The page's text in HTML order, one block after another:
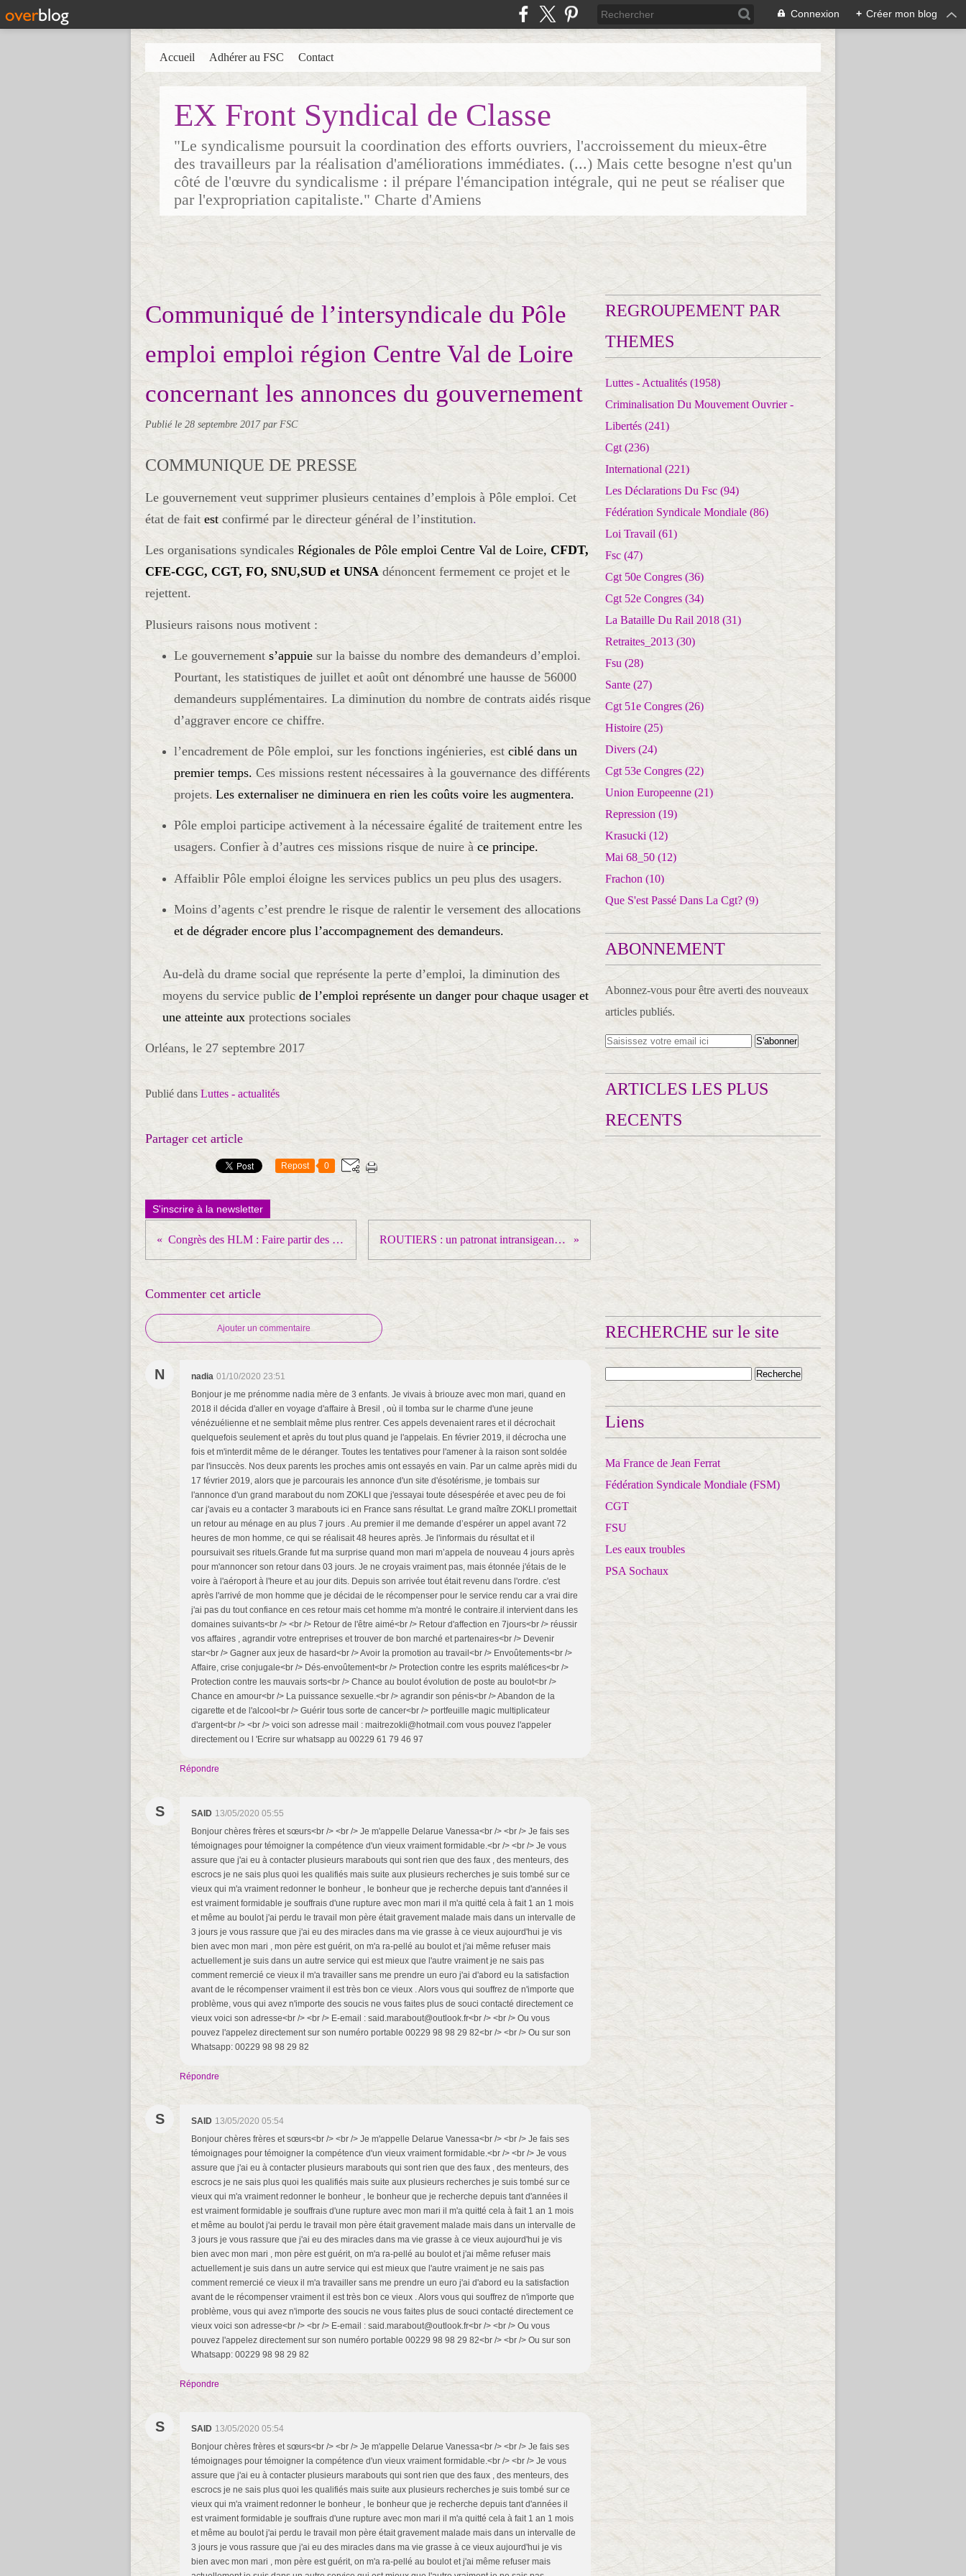
Connexion + Créer mon blog
EX Front Syndical de Classe
"Le syndicalisme poursuit la coordination des efforts ouvriers, l'accroissement du mieux-être
des travailleurs par la réalisation d'améliorations immédiates. (...) Mais cette besogne n'est qu'un
côté de l'œuvre du syndicalisme : il prépare l'émancipation intégrale, qui ne peut se réaliser que
par l'expropriation capitaliste." Charte d'Amiens
Accueil Adhérer au FSC Contact
Communiqué de l’intersyndicale du Pôle
emploi emploi région Centre Val de Loire
concernant les annonces du gouvernement
Publié le 28 septembre 2017par FSC
COMMUNIQUE DE PRESSE
Le gouvernement veut supprimer plusieurs centaines d’emplois à Pôle emploi. Cet
état de fait est confirmé par le directeur général de l’institution.
Les organisations syndicales Régionales de Pôle emploi Centre Val de Loire, CFDT,
CFE-CGC, CGT, FO, SNU,SUD et UNSA dénoncent fermement ce projet et le
rejettent.
Plusieurs raisons nous motivent :
Le gouvernement s’appuie sur la baisse du nombre des demandeurs d’emploi.
Pourtant, les statistiques de juillet et août ont dénombré une hausse de 56000
demandeurs supplémentaires. La diminution du nombre de contrats aidés risque
d’aggraver encore ce chiffre.
l’encadrement de Pôle emploi, sur les fonctions ingénieries, est ciblé dans un
premier temps. Ces missions restent nécessaires à la gouvernance des différents
projets. Les externaliser ne diminuera en rien les coûts voire les augmentera.
Pôle emploi participe activement à la nécessaire égalité de traitement entre les
usagers. Confier à d’autres ces missions risque de nuire à ce principe.
Affaiblir Pôle emploi éloigne les services publics un peu plus des usagers.
Moins d’agents c’est prendre le risque de ralentir le versement des allocations
et de dégrader encore plus l’accompagnement des demandeurs.
Au-delà du drame social que représente la perte d’emploi, la diminution des
moyens du service public de l’emploi représente un danger pour chaque usager et
une atteinte auxprotections sociales
Orléans, le 27 septembre 2017
Publié dans Luttes - actualités
Partager cet article
Repost 0
S'inscrire à la newsletter
Congrès des HLM : Faire partir des locataires, vendre des logements... voilà le fonds brutal du projet en marche! ROUTIERS : un patronat intransigeant conforté par les ordonnances loi licenciement : l'action et les blocages relancés !
Commenter cet article
Ajouter un commentaire
N nadia 01/10/2020 23:51
Bonjour je me prénomme nadia mère de 3 enfants. Je vivais à briouze avec mon mari, quand en
2018 il décida d'aller en voyage d'affaire à Bresil , où il tomba sur le charme d'une jeune
vénézuélienne et ne semblait même plus rentrer. Ces appels devenaient rares et il décrochait
quelquefois seulement et après du tout plus quand je l'appelais. En février 2019, il décrocha une
fois et m'interdit même de le déranger. Toutes les tentatives pour l'amener à la raison sont soldée
par l'insuccès. Nos deux parents les proches amis ont essayés en vain. Par un calme après midi du
17 février 2019, alors que je parcourais les annonce d'un site d'ésotérisme, je tombais sur
l'annonce d'un grand marabout du nom ZOKLI que j'essayai toute désespérée et avec peu de foi
car j'avais eu a contacter 3 marabouts ici en France sans résultat. Le grand maître ZOKLI promettait
un retour au ménage en au plus 7 jours . Au premier il me demande d’espérer un appel avant 72
heures de mon homme, ce qui se réalisait 48 heures après. Je l'informais du résultat et il
poursuivait ses rituels.Grande fut ma surprise quand mon mari m’appela de nouveau 4 jours après
pour m'annoncer son retour dans 03 jours. Je ne croyais vraiment pas, mais étonnée j'étais de le
voire à l'aéroport à l'heure et au jour dits. Depuis son arrivée tout était revenu dans l'ordre. c'est
après l'arrivé de mon homme que je décidai de le récompenser pour le service rendu car a vrai dire
j'ai pas du tout confiance en ces retour mais cet homme m'a montré le contraire.il intervient dans les
domaines suivants<br /> <br /> Retour de l'être aimé<br /> Retour d'affection en 7jours<br /> réussir
vos affaires , agrandir votre entreprises et trouver de bon marché et partenaires<br /> Devenir
star<br /> Gagner aux jeux de hasard<br /> Avoir la promotion au travail<br /> Envoûtements<br />
Affaire, crise conjugale<br /> Dés-envoûtement<br /> Protection contre les esprits maléfices<br />
Protection contre les mauvais sorts<br /> Chance au boulot évolution de poste au boulot<br />
Chance en amour<br /> La puissance sexuelle.<br /> agrandir son pénis<br /> Abandon de la
cigarette et de l'alcool<br /> Guérir tous sorte de cancer<br /> portfeuille magic multiplicateur
d'argent<br /> <br /> voici son adresse mail : maitrezokli@hotmail.com vous pouvez l'appeler
directement ou l 'Ecrire sur whatsapp au 00229 61 79 46 97
Répondre
S SAID 13/05/2020 05:55
Bonjour chères frères et sœurs<br /> <br /> Je m'appelle Delarue Vanessa<br /> <br /> Je fais ses
témoignages pour témoigner la compétence d'un vieux vraiment formidable.<br /> <br /> Je vous
assure que j'ai eu à contacter plusieurs marabouts qui sont rien que des faux , des menteurs, des
escrocs je ne sais plus quoi les qualifiés mais suite aux plusieurs recherches je suis tombé sur ce
vieux qui m'a vraiment redonner le bonheur , le bonheur que je recherche depuis tant d'années il
est vraiment formidable je souffrais d'une rupture avec mon mari il m'a quitté cela à fait 1 an 1 mois
et même au boulot j'ai perdu le travail mon père était gravement malade mais dans un intervalle de
3 jours je vous rassure que j'ai eu des miracles dans ma vie grasse à ce vieux aujourd'hui je vis
bien avec mon mari , mon père est guérit, on m'a ra-pellé au boulot et j'ai même refuser mais
actuellement je suis dans un autre service qui est mieux que l'autre vraiment je ne sais pas
comment remercié ce vieux il m'a travailler sans me prendre un euro j'ai d'abord eu la satisfaction
avant de le récompenser vraiment il est très bon ce vieux . Alors vous qui souffrez de n'importe que
problème, vous qui avez n'importe des soucis ne vous faites plus de souci contacté directement ce
vieux voici son adresse<br /> <br /> E-email : said.marabout@outlook.fr<br /> <br /> Ou vous
pouvez l'appelez directement sur son numéro portable 00229 98 98 29 82<br /> <br /> Ou sur son
Whatsapp: 00229 98 98 29 82
Répondre
S SAID 13/05/2020 05:54
Bonjour chères frères et sœurs<br /> <br /> Je m'appelle Delarue Vanessa<br /> <br /> Je fais ses
témoignages pour témoigner la compétence d'un vieux vraiment formidable.<br /> <br /> Je vous
assure que j'ai eu à contacter plusieurs marabouts qui sont rien que des faux , des menteurs, des
escrocs je ne sais plus quoi les qualifiés mais suite aux plusieurs recherches je suis tombé sur ce
vieux qui m'a vraiment redonner le bonheur , le bonheur que je recherche depuis tant d'années il
est vraiment formidable je souffrais d'une rupture avec mon mari il m'a quitté cela à fait 1 an 1 mois
et même au boulot j'ai perdu le travail mon père était gravement malade mais dans un intervalle de
3 jours je vous rassure que j'ai eu des miracles dans ma vie grasse à ce vieux aujourd'hui je vis
bien avec mon mari , mon père est guérit, on m'a ra-pellé au boulot et j'ai même refuser mais
actuellement je suis dans un autre service qui est mieux que l'autre vraiment je ne sais pas
comment remercié ce vieux il m'a travailler sans me prendre un euro j'ai d'abord eu la satisfaction
avant de le récompenser vraiment il est très bon ce vieux . Alors vous qui souffrez de n'importe que
problème, vous qui avez n'importe des soucis ne vous faites plus de souci contacté directement ce
vieux voici son adresse<br /> <br /> E-email : said.marabout@outlook.fr<br /> <br /> Ou vous
pouvez l'appelez directement sur son numéro portable 00229 98 98 29 82<br /> <br /> Ou sur son
Whatsapp: 00229 98 98 29 82
Répondre
S SAID 13/05/2020 05:54
Bonjour chères frères et sœurs<br /> <br /> Je m'appelle Delarue Vanessa<br /> <br /> Je fais ses
témoignages pour témoigner la compétence d'un vieux vraiment formidable.<br /> <br /> Je vous
assure que j'ai eu à contacter plusieurs marabouts qui sont rien que des faux , des menteurs, des
escrocs je ne sais plus quoi les qualifiés mais suite aux plusieurs recherches je suis tombé sur ce
vieux qui m'a vraiment redonner le bonheur , le bonheur que je recherche depuis tant d'années il
est vraiment formidable je souffrais d'une rupture avec mon mari il m'a quitté cela à fait 1 an 1 mois
et même au boulot j'ai perdu le travail mon père était gravement malade mais dans un intervalle de
3 jours je vous rassure que j'ai eu des miracles dans ma vie grasse à ce vieux aujourd'hui je vis
bien avec mon mari , mon père est guérit, on m'a ra-pellé au boulot et j'ai même refuser mais
REGROUPEMENT PAR
THEMES
Luttes - Actualités (1958)
Criminalisation Du Mouvement Ouvrier -
Libertés (241)
Cgt (236)
International (221)
Les Déclarations Du Fsc (94)
Fédération Syndicale Mondiale (86)
Loi Travail (61)
Fsc (47)
Cgt 50e Congres (36)
Cgt 52e Congres (34)
La Bataille Du Rail 2018 (31)
Retraites_2013 (30)
Fsu (28)
Sante (27)
Cgt 51e Congres (26)
Histoire (25)
Divers (24)
Cgt 53e Congres (22)
Union Europeenne (21)
Repression (19)
Krasucki (12)
Mai 68_50 (12)
Frachon (10)
Que S'est Passé Dans La Cgt? (9)
ABONNEMENT
Abonnez-vous pour être averti des nouveaux
articles publiés.
ARTICLES LES PLUS
RECENTS
RECHERCHE sur le site
Liens
Ma France de Jean Ferrat
Fédération Syndicale Mondiale (FSM)
CGT
FSU
Les eaux troubles
PSA Sochaux